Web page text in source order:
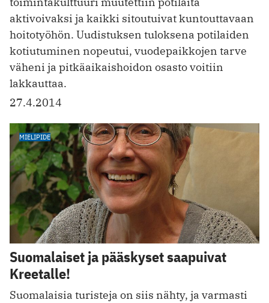
aktivoivaksi ja kaikki sitoutuivat kuntouttavaan
hoitotyöhön. Uudistuksen tuloksena potilaiden
kotiutuminen nopeutui, vuodepaikkojen tarve
väheni ja pitkäaikaishoidon osasto voitiin
lakkauttaa.
27.4.2014
MIELIPIDE
Suomalaiset ja pääskyset saapuivat
Kreetalle!
Suomalaisia turisteja on siis nähty, ja varmasti